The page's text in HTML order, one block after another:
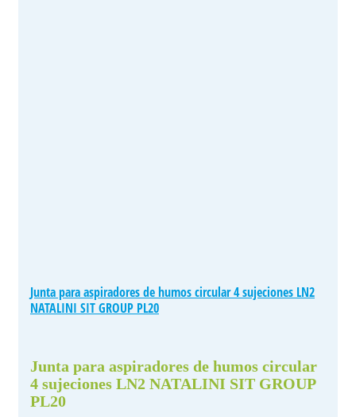
Junta para aspiradores de humos circular 4 sujeciones LN2
NATALINI SIT GROUP PL20
Junta para aspiradores de humos circular
4 sujeciones LN2 NATALINI SIT GROUP
PL20